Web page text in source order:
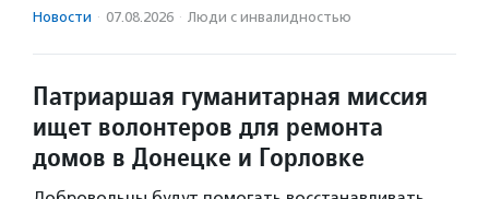
Новости · 07.08.2026 · Люди с инвалидностью
Патриаршая гуманитарная миссия
ищет волонтеров для ремонта
домов в Донецке и Горловке